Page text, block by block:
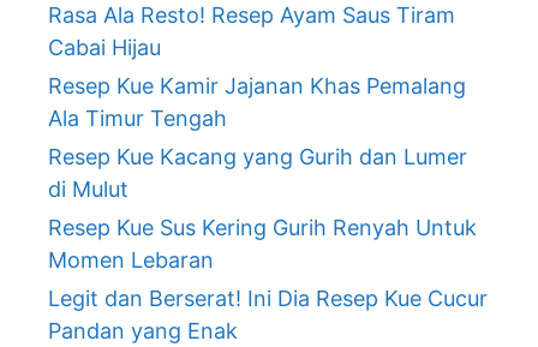
Rasa Ala Resto! Resep Ayam Saus Tiram
Cabai Hijau
Resep Kue Kamir Jajanan Khas Pemalang
Ala Timur Tengah
Resep Kue Kacang yang Gurih dan Lumer
di Mulut
Resep Kue Sus Kering Gurih Renyah Untuk
Momen Lebaran
Legit dan Berserat! Ini Dia Resep Kue Cucur
Pandan yang Enak